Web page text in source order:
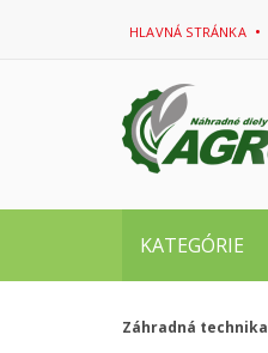
HLAVNÁ STRÁNKA
KATEGÓRIE
Záhradná technika